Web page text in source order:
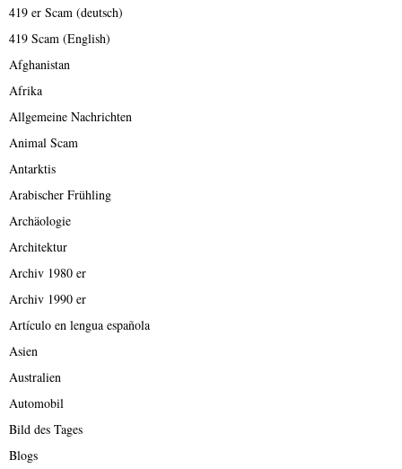
419 er Scam (deutsch)
419 Scam (English)
Afghanistan
Afrika
Allgemeine Nachrichten
Animal Scam
Antarktis
Arabischer Frühling
Archäologie
Architektur
Archiv 1980 er
Archiv 1990 er
Artículo en lengua española
Asien
Australien
Automobil
Bild des Tages
Blogs